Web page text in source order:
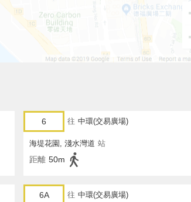
6 往 中環(交易廣場)
海堤花園, 淺水灣道 站
距離 50m
6A 往 中環(交易廣場)